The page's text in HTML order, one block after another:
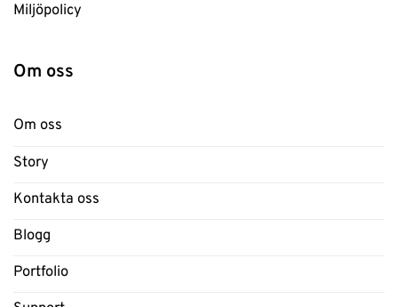
Miljöpolicy
Om oss
Om oss
Story
Kontakta oss
Blogg
Portfolio